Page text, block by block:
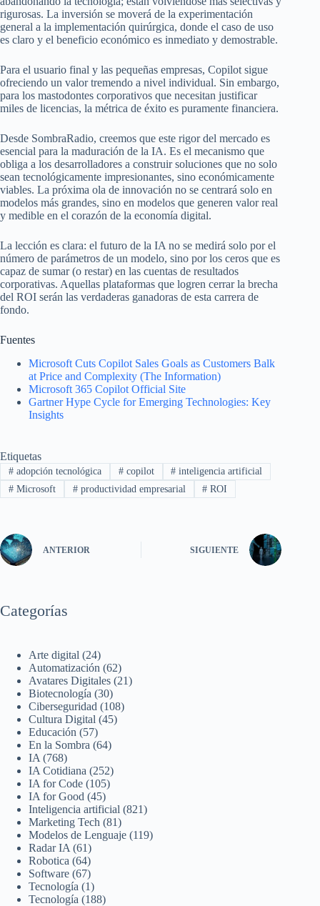
rigurosas. La inversión se moverá de la experimentación
general a la implementación quirúrgica, donde el caso de uso
es claro y el beneficio económico es inmediato y demostrable.
Para el usuario final y las pequeñas empresas, Copilot sigue
ofreciendo un valor tremendo a nivel individual. Sin embargo,
para los mastodontes corporativos que necesitan justificar
miles de licencias, la métrica de éxito es puramente financiera.
Desde SombraRadio, creemos que este rigor del mercado es
esencial para la maduración de la IA. Es el mecanismo que
obliga a los desarrolladores a construir soluciones que no solo
sean tecnológicamente impresionantes, sino económicamente
viables. La próxima ola de innovación no se centrará solo en
modelos más grandes, sino en modelos que generen valor real
y medible en el corazón de la economía digital.
La lección es clara: el futuro de la IA no se medirá solo por el
número de parámetros de un modelo, sino por los ceros que es
capaz de sumar (o restar) en las cuentas de resultados
corporativas. Aquellas plataformas que logren cerrar la brecha
del ROI serán las verdaderas ganadoras de esta carrera de
fondo.
Fuentes
Microsoft Cuts Copilot Sales Goals as Customers Balk
at Price and Complexity (The Information)
Microsoft 365 Copilot Official Site
Gartner Hype Cycle for Emerging Technologies: Key
Insights
Etiquetas
#adopción tecnológica #copilot # inteligencia artificial
#Microsoft #productividad empresarial # ROI
ANTERIOR SIGUIENTE
Categorías
Arte digital (24)
Automatización (62)
Avatares Digitales (21)
Biotecnología (30)
Ciberseguridad (108)
Cultura Digital (45)
Educación (57)
En la Sombra (64)
IA (768)
IA Cotidiana (252)
IA for Code (105)
IA for Good (45)
Inteligencia artificial (821)
Marketing Tech (81)
Modelos de Lenguaje (119)
Radar IA (61)
Robotica (64)
Software (67)
Tecnología (1)
Tecnología (188)